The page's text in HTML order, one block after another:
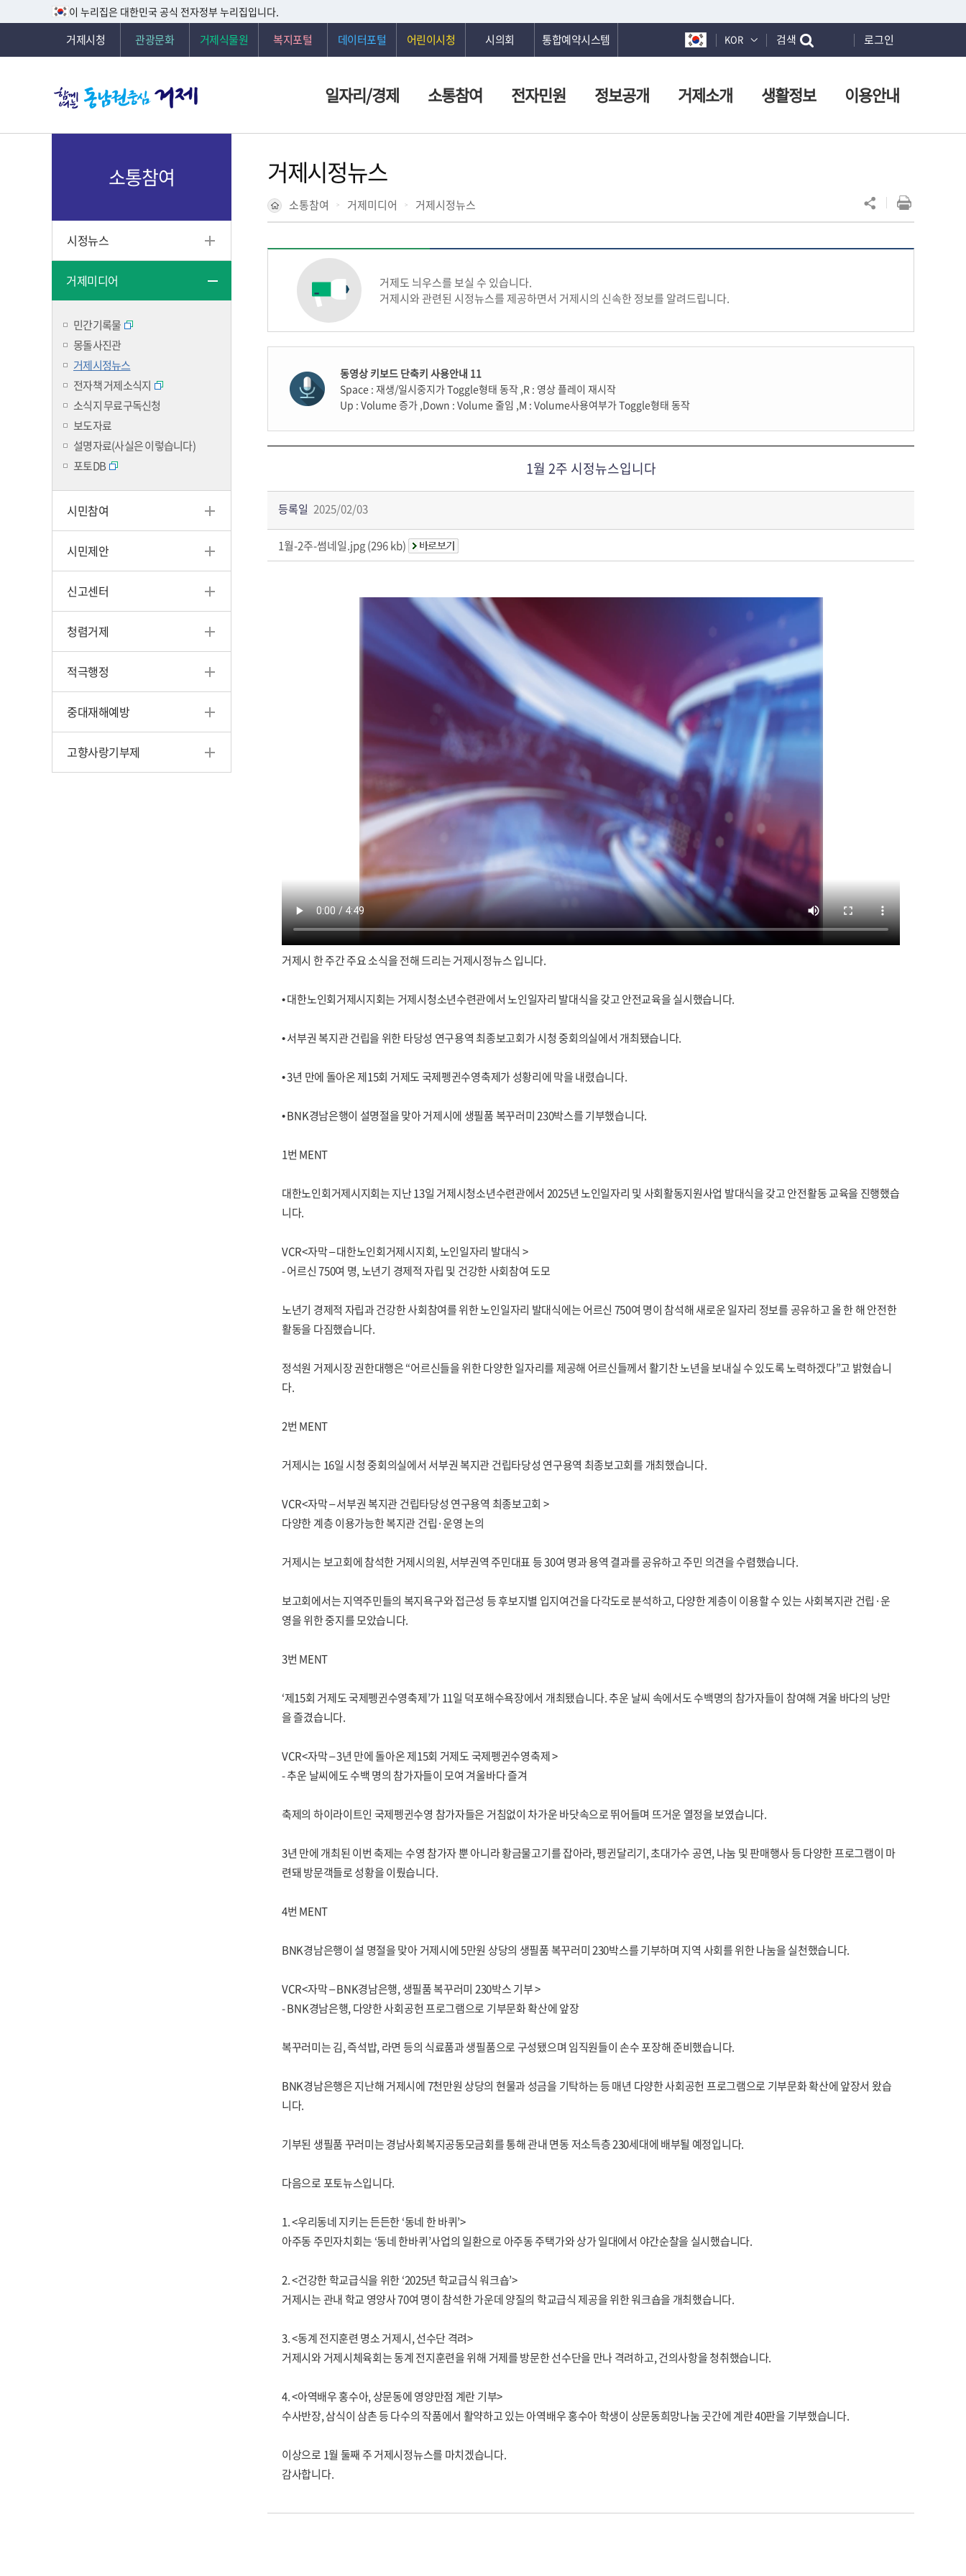
이 누리집은 대한민국 공식 전자정부 누리집입니다.
거제시청 관광문화 거제식물원 복지포털 데이터포털 어린이시청 시의회 통합예약시스템 KOR 검색 로그인
일자리/경제 소통참여 전자민원 정보공개 거제소개 생활정보 이용안내
소통참여
시정뉴스
거제미디어
민간기록물
몽돌사진관
거제시정뉴스
전자책 거제소식지
소식지 무료구독신청
보도자료
설명자료(사실은 이렇습니다)
포토DB
시민참여
시민제안
신고센터
청렴거제
적극행정
중대재해예방
고향사랑기부제
거제시정뉴스
소통참여 거제미디어 거제시정뉴스
거제도 늬우스를 보실 수 있습니다.
거제시와 관련된 시정뉴스를 제공하면서 거제시의 신속한 정보를 알려드립니다.
동영상 키보드 단축키 사용안내 11
Space : 재생/일시중지가 Toggle형태 동작 ,R : 영상 플레이 재시작
Up : Volume 증가 ,Down : Volume 줄임 ,M : Volume사용여부가 Toggle형태 동작
1월 2주 시정뉴스입니다
등록일 2025/02/03
1월-2주-썸네일.jpg (296 kb)
거제시 한 주간 주요 소식을 전해 드리는 거제시정뉴스 입니다.
• 대한노인회거제시지회는 거제시청소년수련관에서 노인일자리 발대식을 갖고 안전교육을 실시했습니다.
• 서부권 복지관 건립을 위한 타당성 연구용역 최종보고회가 시청 중회의실에서 개최됐습니다.
• 3년 만에 돌아온 제15회 거제도 국제펭귄수영축제가 성황리에 막을 내렸습니다.
• BNK경남은행이 설명절을 맞아 거제시에 생필품 복꾸러미 230박스를 기부했습니다.
1번 MENT
대한노인회거제시지회는 지난 13일 거제시청소년수련관에서 2025년 노인일자리 및 사회활동지원사업 발대식을 갖고 안전활동 교육을 진행했습
니다.
VCR<자막 – 대한노인회거제시지회, 노인일자리 발대식 >
- 어르신 750여 명, 노년기 경제적 자립 및 건강한 사회참여 도모
노년기 경제적 자립과 건강한 사회참여를 위한 노인일자리 발대식에는 어르신 750여 명이 참석해 새로운 일자리 정보를 공유하고 올 한 해 안전한
활동을 다짐했습니다.
정석원 거제시장 권한대행은 “어르신들을 위한 다양한 일자리를 제공해 어르신들께서 활기찬 노년을 보내실 수 있도록 노력하겠다”고 밝혔습니
다.
2번 MENT
거제시는 16일 시청 중회의실에서 서부권 복지관 건립타당성 연구용역 최종보고회를 개최했습니다.
VCR<자막 – 서부권 복지관 건립타당성 연구용역 최종보고회 >
다양한 계층 이용가능한 복지관 건립·운영 논의
거제시는 보고회에 참석한 거제시의원, 서부권역 주민대표 등 30여 명과 용역 결과를 공유하고 주민 의견을 수렴했습니다.
보고회에서는 지역주민들의 복지욕구와 접근성 등 후보지별 입지여건을 다각도로 분석하고, 다양한 계층이 이용할 수 있는 사회복지관 건립·운
영을 위한 중지를 모았습니다.
3번 MENT
‘제15회 거제도 국제펭귄수영축제’가 11일 덕포해수욕장에서 개최됐습니다. 추운 날씨 속에서도 수백명의 참가자들이 참여해 겨울 바다의 낭만
을 즐겼습니다.
VCR<자막 – 3년 만에 돌아온 제15회 거제도 국제펭귄수영축제 >
- 추운 날씨에도 수백 명의 참가자들이 모여 겨울바다 즐겨
축제의 하이라이트인 국제펭귄수영 참가자들은 거침없이 차가운 바닷속으로 뛰어들며 뜨거운 열정을 보였습니다.
3년 만에 개최된 이번 축제는 수영 참가자 뿐 아니라 황금물고기를 잡아라, 펭귄달리기, 초대가수 공연, 나눔 및 판매행사 등 다양한 프로그램이 마
련돼 방문객들로 성황을 이뤘습니다.
4번 MENT
BNK경남은행이 설 명절을 맞아 거제시에 5만원 상당의 생필품 복꾸러미 230박스를 기부하며 지역 사회를 위한 나눔을 실천했습니다.
VCR<자막 – BNK경남은행, 생필품 복꾸러미 230박스 기부 >
- BNK경남은행, 다양한 사회공헌 프로그램으로 기부문화 확산에 앞장
복꾸러미는 김, 즉석밥, 라면 등의 식료품과 생필품으로 구성됐으며 임직원들이 손수 포장해 준비했습니다.
BNK경남은행은 지난해 거제시에 7천만원 상당의 현물과 성금을 기탁하는 등 매년 다양한 사회공헌 프로그램으로 기부문화 확산에 앞장서 왔습
니다.
기부된 생필품 꾸러미는 경남사회복지공동모금회를 통해 관내 면동 저소득층 230세대에 배부될 예정입니다.
다음으로 포토뉴스입니다.
1. <우리동네 지키는 든든한 ‘동네 한 바퀴’>
아주동 주민자치회는 ‘동네 한바퀴’사업의 일환으로 아주동 주택가와 상가 일대에서 야간순찰을 실시했습니다.
2. <건강한 학교급식을 위한 ‘2025년 학교급식 워크숍’>
거제시는 관내 학교 영양사 70여 명이 참석한 가운데 양질의 학교급식 제공을 위한 워크숍을 개최했습니다.
3. <동계 전지훈련 명소 거제시, 선수단 격려>
거제시와 거제시체육회는 동계 전지훈련을 위해 거제를 방문한 선수단을 만나 격려하고, 건의사항을 청취했습니다.
4. <아역배우 홍수아, 상문동에 영양만점 계란 기부>
수사반장, 삼식이 삼촌 등 다수의 작품에서 활약하고 있는 아역배우 홍수아 학생이 상문동희망나눔 곳간에 계란 40판을 기부했습니다.
이상으로 1월 둘째 주 거제시정뉴스를 마치겠습니다.
감사합니다.